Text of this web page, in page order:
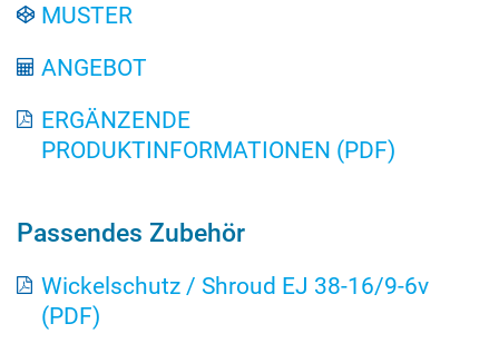
MUSTER
ANGEBOT
ERGÄNZENDE
PRODUKTINFORMATIONEN (PDF)
Passendes Zubehör
Wickelschutz / Shroud EJ 38-16/9-6v
(PDF)